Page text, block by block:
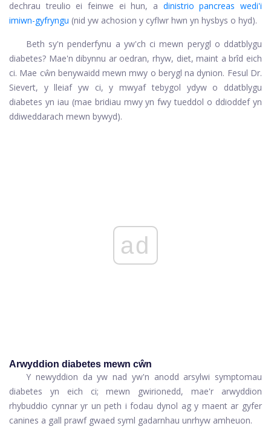
dechrau treulio ei feinwe ei hun, a dinistrio pancreas wedi'i
imiwn-gyfryngu (nid yw achosion y cyflwr hwn yn hysbys o hyd).
Beth sy'n penderfynu a yw'ch ci mewn perygl o ddatblygu
diabetes? Mae'n dibynnu ar oedran, rhyw, diet, maint a brîd eich
ci. Mae cŵn benywaidd mewn mwy o berygl na dynion. Fesul Dr.
Sievert, y lleiaf yw ci, y mwyaf tebygol ydyw o ddatblygu
diabetes yn iau (mae bridiau mwy yn fwy tueddol o ddioddef yn
ddiweddarach mewn bywyd).
ad
Arwyddion diabetes mewn cŵn
Y newyddion da yw nad yw'n anodd arsylwi symptomau
diabetes yn eich ci; mewn gwirionedd, mae'r arwyddion
rhybuddio cynnar yr un peth i fodau dynol ag y maent ar gyfer
canines a gall prawf gwaed syml gadarnhau unrhyw amheuon.